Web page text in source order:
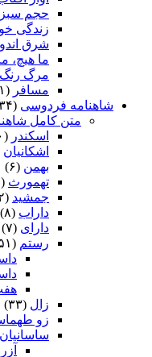
حجم سبز
زندگی
شرق
ما هیچ،
مرگ رنگ
مسافر (۱)
شاهنامه فردوسی (۱,۰۳۴)
متن کامل
اسکندر (۵۰)
اشکانیان
بهمن (۶)
تهمورث (۱)
جمشید (۲)
داراب (۸)
دارای (۷)
رستم (۵۱)
زال (۳۳)
زو
ساسانیان